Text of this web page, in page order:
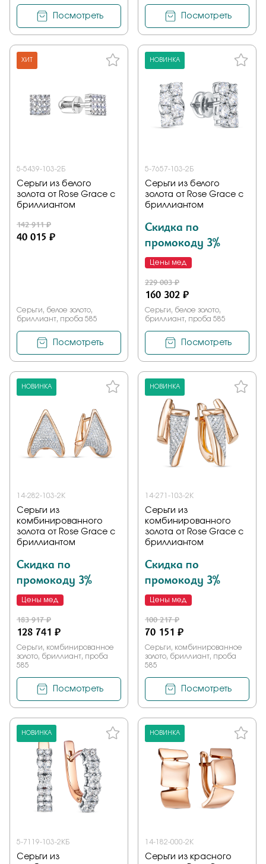
Посмотреть Посмотреть
ХИТ
5-5439-103-2Б
Серьги из белого
золота от Rose Grace с
бриллиантом
142 911 ₽
40 015 ₽
Серьги, белое золото,
бриллиант, проба 585
Посмотреть
НОВИНКА
5-7657-103-2Б
Серьги из белого
золота от Rose Grace с
бриллиантом
Скидка по
промокоду 3%
Цены мед
229 003 ₽
160 302 ₽
Серьги, белое золото,
бриллиант, проба 585
Посмотреть
НОВИНКА
14-282-103-2К
Серьги из
комбинированного
золота от Rose Grace с
бриллиантом
Скидка по
промокоду 3%
Цены мед
183 917 ₽
128 741 ₽
Серьги, комбинированное
золото, бриллиант, проба
585
Посмотреть
НОВИНКА
14-271-103-2К
Серьги из
комбинированного
золота от Rose Grace с
бриллиантом
Скидка по
промокоду 3%
Цены мед
100 217 ₽
70 151 ₽
Серьги, комбинированное
золото, бриллиант, проба
585
Посмотреть
НОВИНКА
5-7119-103-2КБ
Серьги из
НОВИНКА
14-182-000-2К
Серьги из красного